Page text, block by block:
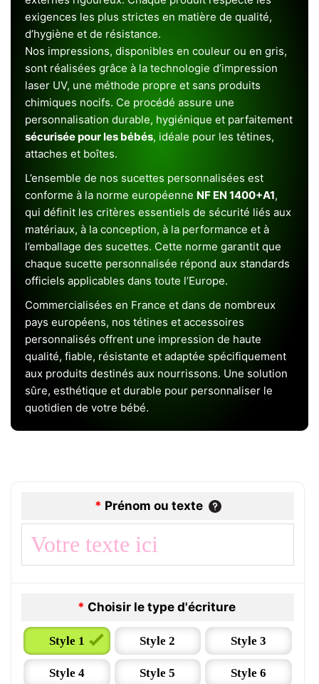
exigences les plus strictes en matière de qualité,
d’hygiène et de résistance.
Nos impressions, disponibles en couleur ou en gris,
sont réalisées grâce à la technologie d’impression
laser UV, une méthode propre et sans produits
chimiques nocifs. Ce procédé assure une
personnalisation durable, hygiénique et parfaitement
sécurisée pour les bébés, idéale pour les tétines,
attaches et boîtes.
L’ensemble de nos sucettes personnalisées est
conforme à la norme européenne NF EN 1400+A1,
qui définit les critères essentiels de sécurité liés aux
matériaux, à la conception, à la performance et à
l’emballage des sucettes. Cette norme garantit que
chaque sucette personnalisée répond aux standards
officiels applicables dans toute l’Europe.
Commercialisées en France et dans de nombreux
pays européens, nos tétines et accessoires
personnalisés offrent une impression de haute
qualité, fiable, résistante et adaptée spécifiquement
aux produits destinés aux nourrissons. Une solution
sûre, esthétique et durable pour personnaliser le
quotidien de votre bébé.
* Prénom ou texte
* Choisir le type d'écriture
Style 1 Style 2 Style 3
Style 4 Style 5 Style 6